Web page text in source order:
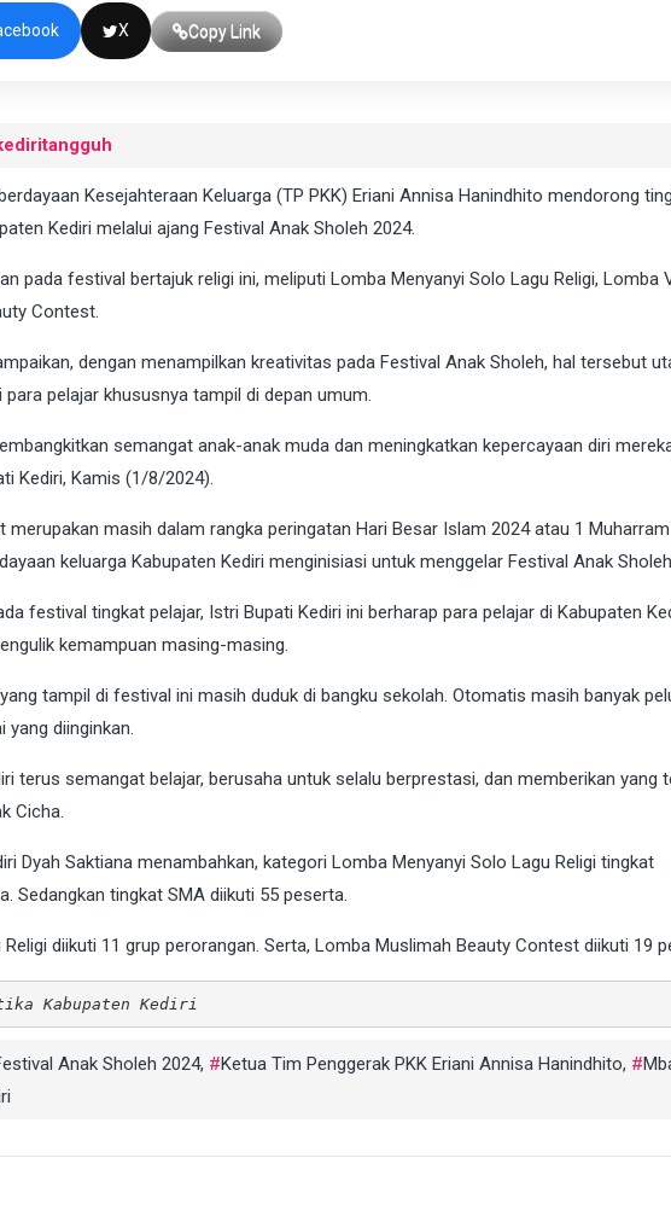
X Copy Link
Kesejahteraan Keluarga (TP PKK) Eriani Annisa Hanindhito mendorong
Kediri melalui ajang Festival Anak Sholeh 2024.
pada festival bertajuk religi ini, meliputi Lomba Menyanyi Solo Lagu Religi, Lomba
Contest.
dengan menampilkan kreativitas pada Festival Anak Sholeh, hal tersebut
pelajar khususnya tampil di depan umum.
semangat anak-anak muda dan meningkatkan kepercayaan diri
Kediri, Kamis (1/8/2024).
merupakan masih dalam rangka peringatan Hari Besar Islam 2024 atau 1
keluarga Kabupaten Kediri menginisiasi untuk menggelar Festival Anak
festival tingkat pelajar, Istri Bupati Kediri ini berharap para pelajar di Kabupaten
kemampuan masing-masing.
tampil di festival ini masih duduk di bangku sekolah. Otomatis masih banyak
yang diinginkan.
terus semangat belajar, berusaha untuk selalu berprestasi, dan memberikan yang
Cicha.
Dyah Saktiana menambahkan, kategori Lomba Menyanyi Solo Lagu Religi tingkat
Sedangkan tingkat SMA diikuti 55 peserta.
diikuti 11 grup perorangan. Serta, Lomba Muslimah Beauty Contest diikuti 19
Kabupaten Kediri
Anak Sholeh 2024, Ketua Tim Penggerak PKK Eriani Annisa Hanindhito,